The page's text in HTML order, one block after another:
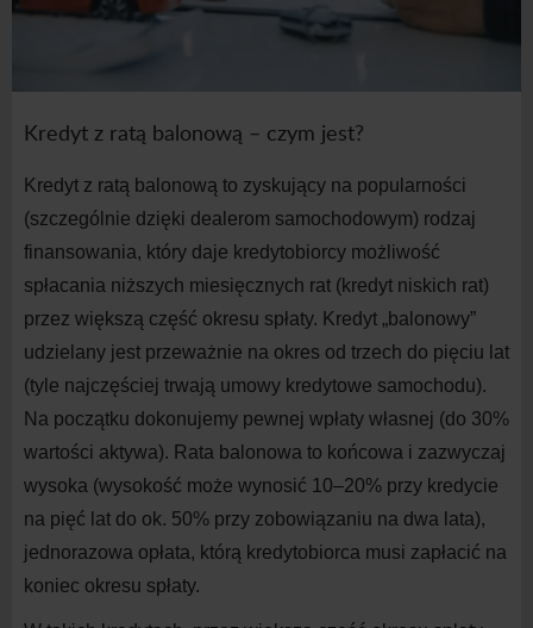
Kredyt z ratą balonową – czym jest?
Kredyt z ratą balonową to zyskujący na popularności
(szczególnie dzięki dealerom samochodowym) rodzaj
finansowania, który daje kredytobiorcy możliwość
spłacania niższych miesięcznych rat (kredyt niskich rat)
przez większą część okresu spłaty. Kredyt „balonowy”
udzielany jest przeważnie na okres od trzech do pięciu lat
(tyle najczęściej trwają umowy kredytowe samochodu).
Na początku dokonujemy pewnej wpłaty własnej (do 30%
wartości aktywa). Rata balonowa to końcowa i zazwyczaj
wysoka (wysokość może wynosić 10–20% przy kredycie
na pięć lat do ok. 50% przy zobowiązaniu na dwa lata),
jednorazowa opłata, którą kredytobiorca musi zapłacić na
koniec okresu spłaty.